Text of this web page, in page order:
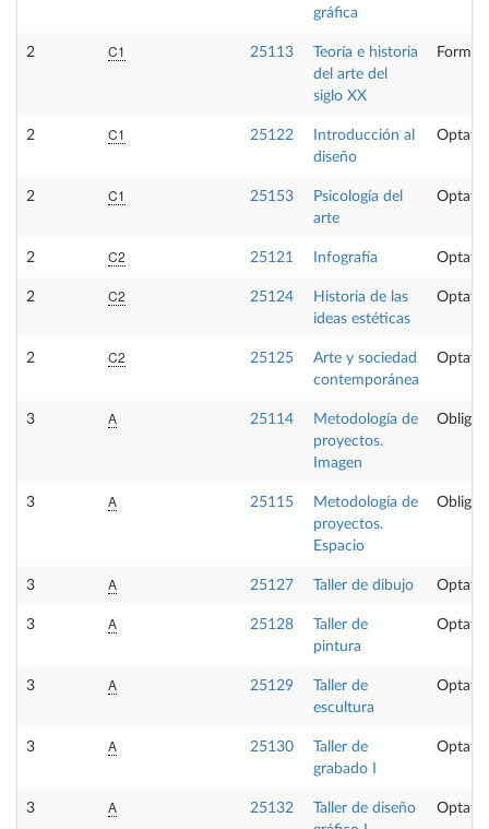
gráfica
2 C1 25113
Teoría e historia
del arte del
siglo XX
2 C1 25122
Introducción al
diseño
2 C1 25153
Psicología del
arte
2 C2 25121 Infografía
2 C2 25124
Historia de las
ideas estéticas
2 C2 25125
Arte y sociedad
contemporánea
3 A 25114
Metodología de
proyectos.
Imagen
3 A 25115
Metodología de
proyectos.
Espacio
3 A 25127 Taller de dibujo
3 A 25128
Taller de
pintura
3 A 25129
Taller de
escultura
3 A 25130
Taller de
grabado I
3 A 25132
Taller de diseño